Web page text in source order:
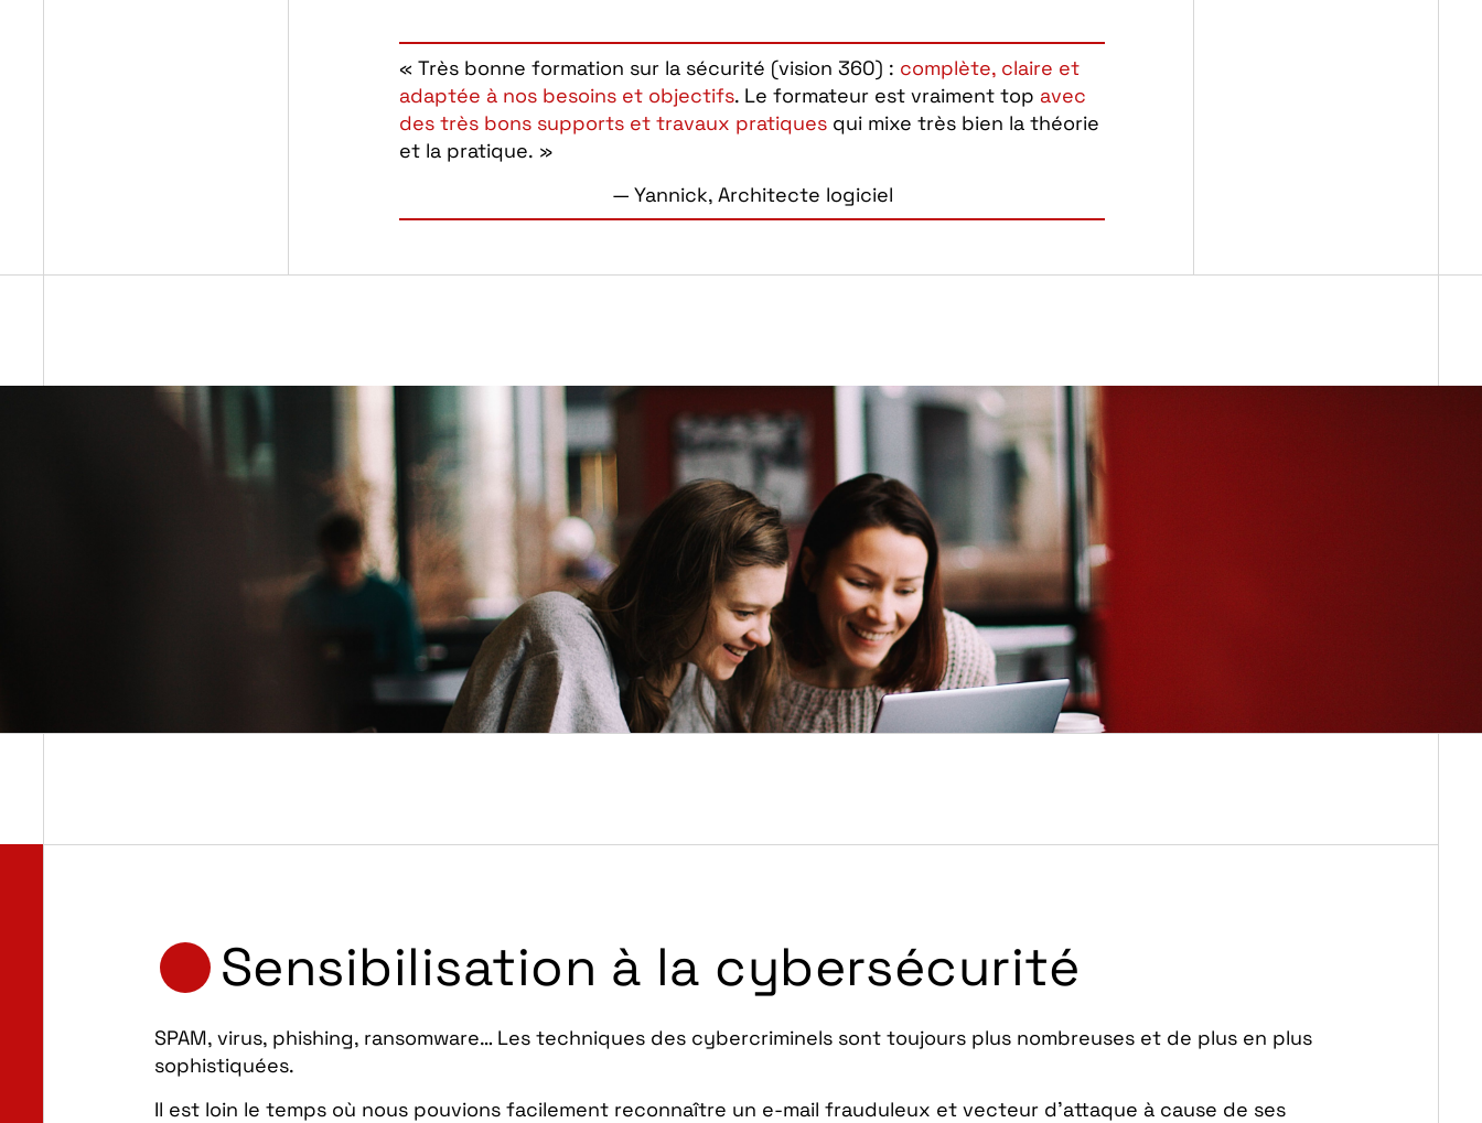
« Très bonne formation sur la sécurité (vision 360) : complète, claire et
adaptée à nos besoins et objectifs. Le formateur est vraiment top avec
des très bons supports et travaux pratiques qui mixe très bien la théorie
et la pratique. »
— Yannick, Architecte logiciel
Sensibilisation à la cybersécurité
SPAM, virus, phishing, ransomware… Les techniques des cybercriminels sont toujours plus nombreuses et de plus en plus
sophistiquées.
Il est loin le temps où nous pouvions facilement reconnaître un e-mail frauduleux et vecteur d’attaque à cause de ses